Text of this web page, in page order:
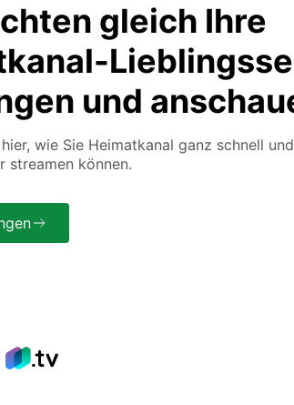
gleich Ihre
und
wie Sie Heimatkanal ganz schnell
streamen können.